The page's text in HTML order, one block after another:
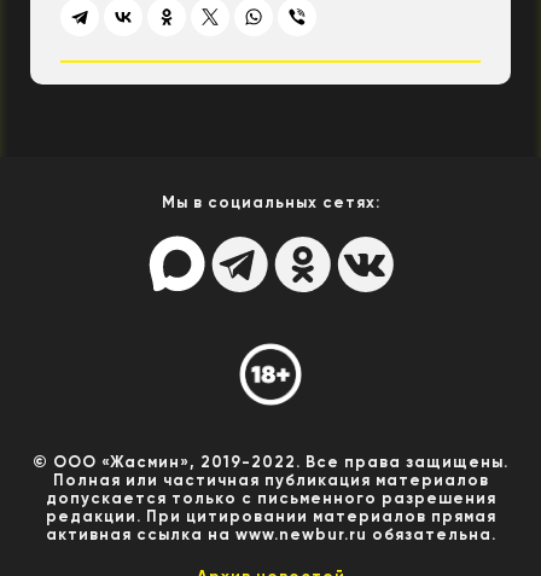
Мы в социальных сетях:
© ООО «Жасмин», 2019-2022. Все права защищены.
Полная или частичная публикация материалов
допускается только с письменного разрешения
редакции. При цитировании материалов прямая
активная ссылка на www.newbur.ru обязательна.